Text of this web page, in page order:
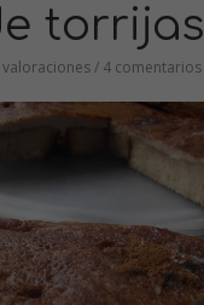
torrijas
valoraciones / 4 comentarios